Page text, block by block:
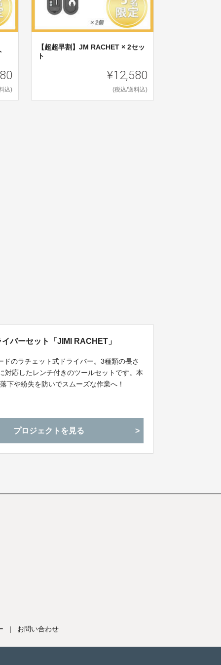
込)
【超超早割】JM RACHET × 2セッ
ト
¥12,580
(税込/送料込)
バーセット「JIMI RACHET」
のラチェット式ドライバー。3種類の長さ
対応したレンチ付きのツールセットです。本
下や紛失を防いでスムーズな作業へ！
プロジェクトを見る
| お問い合わせ